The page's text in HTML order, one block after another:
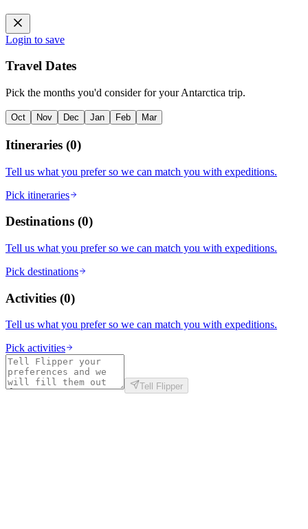
Login to save
Travel Dates
Pick the months you'd consider for your Antarctica trip.
Oct Nov Dec Jan Feb Mar
Itineraries (0)
Tell us what you prefer so we can match you with expeditions.
Pick itineraries
Destinations (0)
Tell us what you prefer so we can match you with expeditions.
Pick destinations
Activities (0)
Tell us what you prefer so we can match you with expeditions.
Pick activities
Tell Flipper